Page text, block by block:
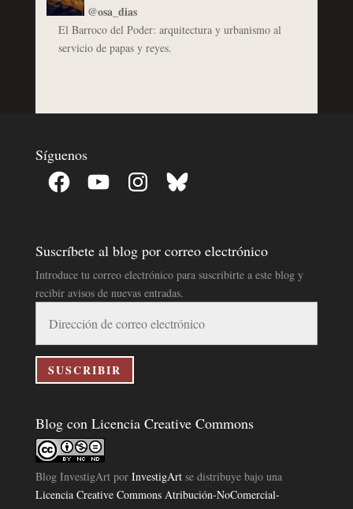
@osa_dias
El Barroco del Poder: arquitectura y urbanismo al
servicio de papas y reyes.
Síguenos
Facebook YouTube InstagramBluesky
Suscríbete al blog por correo electrónico
Introduce tu correo electrónico para suscribirte a este blog y
recibir avisos de nuevas entradas.
correo
electrónico
SUSCRIBIR
Blog con Licencia Creative Commons
Blog InvestigArtpor InvestigArtse distribuye bajo una
Licencia Creative Commons Atribución-NoComercial-